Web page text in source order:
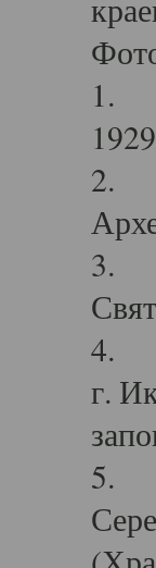
1.
2.
3.
4.
г.
5.